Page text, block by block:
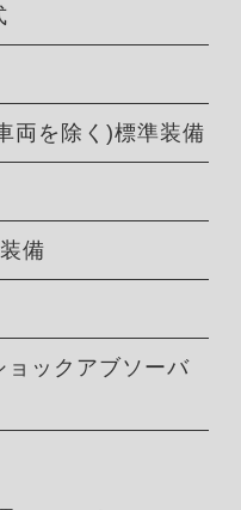
両を除く)標準装備
備
ックアブソーバ